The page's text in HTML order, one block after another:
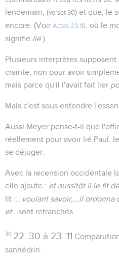
lendemain, (verset 30) et que, le
encore. (Voir Actes 23.18 , où le
signifie lié.)
Plusieurs interprètes
crainte, non pour avoir
mais parce qu'il l'avait fait lier
Mais c'est sous entendre
Aussi Meyer pense-t-il que
réellement pour avoir lié Paul,
se déjuger.
Avec la recension occidentale
elle ajoute : et aussitôt il le fit
lit :...
voulant savoir,...il ordonna
et...sont retranchés.
30 22 :30 à 23 :11
sanhédrin.